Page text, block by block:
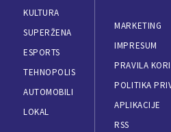
KULTURA
SUPERŽENA
ESPORTS
TEHNOPOLIS
AUTOMOBILI
LOKAL
MARKETING
IMPRESUM
PRAVILA
POLITIKA
APLIKACIJE
RSS